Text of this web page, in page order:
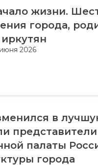
жизни.
города,
2026
в
представители
палаты
города